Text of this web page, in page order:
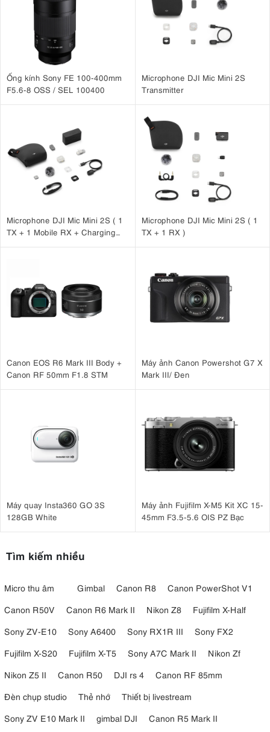
Ống kính Sony FE 100-400mm
F5.6-8 OSS / SEL 100400
Microphone DJI Mic Mini 2S
Transmitter
Microphone DJI Mic Mini 2S ( 1
TX + 1 Mobile RX + Charging
Microphone DJI Mic Mini 2S ( 1
TX + 1 RX )
Canon EOS R6 Mark III Body +
Canon RF 50mm F1.8 STM
Máy ảnh Canon Powershot G7 X
Mark III/ Đen
Máy quay Insta360 GO 3S
128GB White
Máy ảnh Fujifilm X-M5 Kit XC 15-
45mm F3.5-5.6 OIS PZ Bạc
Tìm kiếm nhiều
Micro thu âm Gimbal Canon R8
Canon PowerShot V1
Canon R50V
Canon R6 Mark II Nikon Z8
Fujifilm X-Half
Sony ZV-E10
Sony A6400 Sony RX1R III
Sony FX2
Fujifilm X-S20
Fujifilm X-T5 Sony A7C Mark II
Nikon Zf
Nikon Z5 II
Canon R50 DJI rs 4
Canon RF 85mm
Đèn chụp studio
Thẻ nhớ
Thiết bị livestream
Sony ZV E10 Mark II
gimbal DJI
Canon R5 Mark II